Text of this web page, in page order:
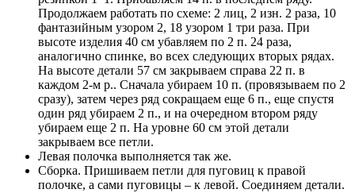
Продолжаем работать по схеме: 2 лиц, 2 изн. 2 раза, 10
фантазийным узором 2, 18 узором 1 три раза. При
высоте изделия 40 см убавляем по 2 п. 24 раза,
аналогично спинке, во всех следующих вторых рядах.
На высоте детали 57 см закрываем справа 22 п. в
каждом 2-м р.. Сначала убираем 10 п. (провязываем по 2
сразу), затем через ряд сокращаем еще 6 п., еще спустя
один ряд убираем 2 п., и на очередном втором ряду
убираем еще 2 п. На уровне 60 см этой детали
закрываем все петли.
Левая полочка выполняется так же.
Сборка. Пришиваем петли для пуговиц к правой
полочке, а сами пуговицы – к левой. Соединяем детали.